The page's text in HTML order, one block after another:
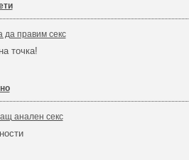
да правим секс
точка!
анален секс